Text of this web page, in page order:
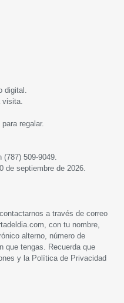
digital.
regalar.
509-9049.
de septiembre de 2026.
a través de correo
, con tu nombre,
alterno, número de
que tengas. Recuerda que
y la Política de Privacidad